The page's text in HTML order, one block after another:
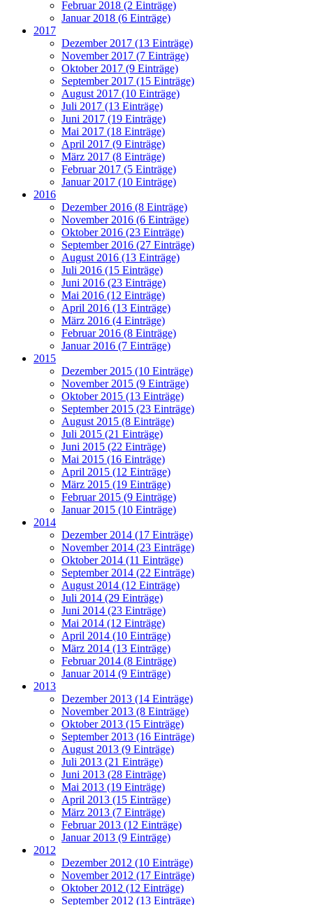
Februar 2018 (2 Einträge)
Januar 2018 (6 Einträge)
2017
Dezember 2017 (13 Einträge)
November 2017 (7 Einträge)
Oktober 2017 (9 Einträge)
September 2017 (15 Einträge)
August 2017 (10 Einträge)
Juli 2017 (13 Einträge)
Juni 2017 (19 Einträge)
Mai 2017 (18 Einträge)
April 2017 (9 Einträge)
März 2017 (8 Einträge)
Februar 2017 (5 Einträge)
Januar 2017 (10 Einträge)
2016
Dezember 2016 (8 Einträge)
November 2016 (6 Einträge)
Oktober 2016 (23 Einträge)
September 2016 (27 Einträge)
August 2016 (13 Einträge)
Juli 2016 (15 Einträge)
Juni 2016 (23 Einträge)
Mai 2016 (12 Einträge)
April 2016 (13 Einträge)
März 2016 (4 Einträge)
Februar 2016 (8 Einträge)
Januar 2016 (7 Einträge)
2015
Dezember 2015 (10 Einträge)
November 2015 (9 Einträge)
Oktober 2015 (13 Einträge)
September 2015 (23 Einträge)
August 2015 (8 Einträge)
Juli 2015 (21 Einträge)
Juni 2015 (22 Einträge)
Mai 2015 (16 Einträge)
April 2015 (12 Einträge)
März 2015 (19 Einträge)
Februar 2015 (9 Einträge)
Januar 2015 (10 Einträge)
2014
Dezember 2014 (17 Einträge)
November 2014 (23 Einträge)
Oktober 2014 (11 Einträge)
September 2014 (22 Einträge)
August 2014 (12 Einträge)
Juli 2014 (29 Einträge)
Juni 2014 (23 Einträge)
Mai 2014 (12 Einträge)
April 2014 (10 Einträge)
März 2014 (13 Einträge)
Februar 2014 (8 Einträge)
Januar 2014 (9 Einträge)
2013
Dezember 2013 (14 Einträge)
November 2013 (8 Einträge)
Oktober 2013 (15 Einträge)
September 2013 (16 Einträge)
August 2013 (9 Einträge)
Juli 2013 (21 Einträge)
Juni 2013 (28 Einträge)
Mai 2013 (19 Einträge)
April 2013 (15 Einträge)
März 2013 (7 Einträge)
Februar 2013 (12 Einträge)
Januar 2013 (9 Einträge)
2012
Dezember 2012 (10 Einträge)
November 2012 (17 Einträge)
Oktober 2012 (12 Einträge)
September 2012 (13 Einträge)